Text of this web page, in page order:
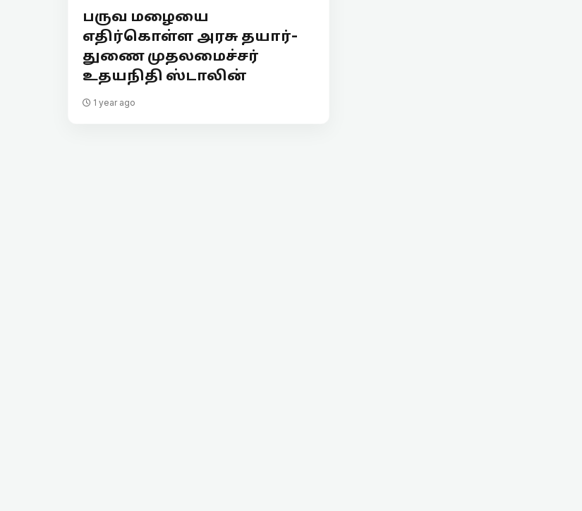
பருவ மழையை
எதிர்கொள்ள அரசு தயார்-
துணை முதலமைச்சர்
உதயநிதி ஸ்டாலின்
1 year ago